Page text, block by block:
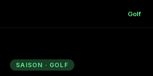
Golf
SAISON · GOLF